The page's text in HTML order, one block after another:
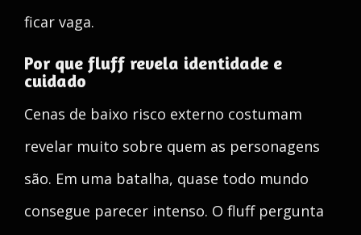
ficar vaga.
Por que fluff revela identidade e
cuidado
Cenas de baixo risco externo costumam
revelar muito sobre quem as personagens
são. Em uma batalha, quase todo mundo
consegue parecer intenso. O fluff pergunta